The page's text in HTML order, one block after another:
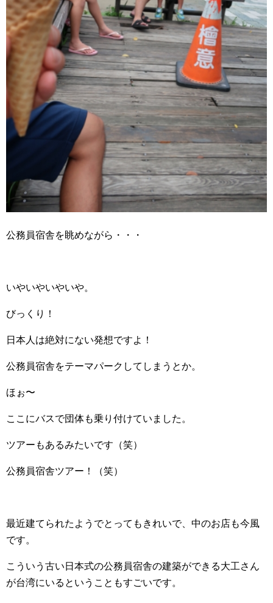
公務員宿舎を眺めながら・・・
いやいやいやいや。
びっくり！
日本人は絶対にない発想ですよ！
公務員宿舎をテーマパークしてしまうとか。
ほぉ〜
ここにバスで団体も乗り付けていました。
ツアーもあるみたいです（笑）
公務員宿舎ツアー！（笑）
最近建てられたようでとってもきれいで、中のお店も今風
です。
こういう古い日本式の公務員宿舎の建築ができる大工さん
が台湾にいるということもすごいです。